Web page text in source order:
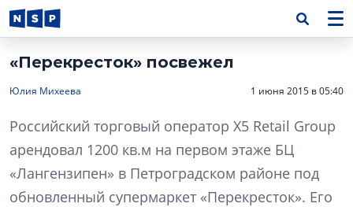
«Перекресток» посвежел
Юлия Михеева 1 июня 2015 в 05:40
Российский торговый оператор X5 Retail Group
арендовал 1200 кв.м на первом этаже БЦ
«Лангензипен» в Петроградском районе под
обновленный супермаркет «Перекресток». Его